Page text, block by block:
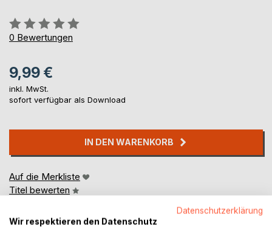
Bewertung::
0%
0 Bewertungen
9,99 €
inkl. MwSt.
sofort verfügbar als Download
IN DEN WARENKORB
Auf die Merkliste
Titel bewerten
Datenschutzerklärung
Wir respektieren den Datenschutz